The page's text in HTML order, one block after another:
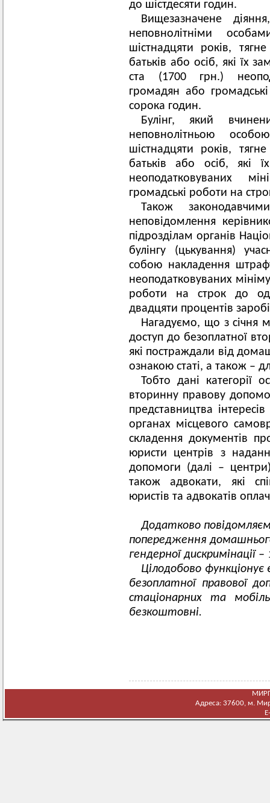
до шістдесяти годин.
Вищезазначене
неповнолітніми
шістнадцяти років,
батьків або осіб, які їх
ста (1700 грн.)
громадян або
сорока годин.
Булінг, який
неповнолітньою
шістнадцяти років,
батьків або осіб, які
неоподатковуваних
громадські роботи на
Також
неповідомлення
підрозділам органів
булінгу (цькування)
собою накладення
неоподатковуваних
роботи на строк до
двадцяти процентів
Нагадуємо, що з січня
доступ до безоплатної
які постраждали від
ознакою статі, а також –
Тобто дані категорії
вторинну правову
представництва
органах місцевого
складення документів
юристи центрів з
допомоги (далі –
також адвокати, які
юристів та адвокатів
Додатково
попередження
гендерної дискримінації –
Цілодобово
безоплатної правової
стаціонарних та
безкоштовні.
Адреса: 37600, м.